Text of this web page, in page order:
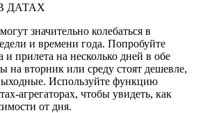
ДАТАХ
значительно колебаться в
и времени года. Попробуйте
и прилета на несколько дней в обе
на вторник или среду стоят дешевле,
Используйте функцию
агрегаторах, чтобы увидеть, как
от дня.